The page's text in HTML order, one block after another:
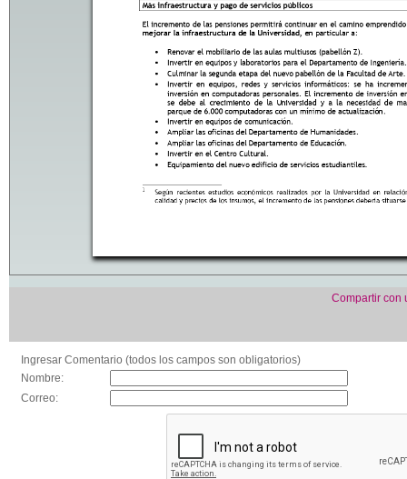
Compartir con
Ingresar Comentario (todos los campos son obligatorios)
Nombre:
Correo: